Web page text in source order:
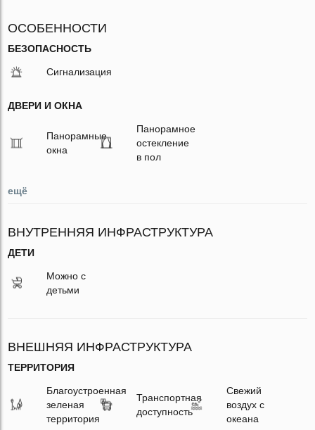
ОСОБЕННОСТИ
БЕЗОПАСНОСТЬ
Сигнализация
ДВЕРИ И ОКНА
Панорамные
окна
Панорамное
остекление
в пол
ещё
ВНУТРЕННЯЯ ИНФРАСТРУКТУРА
ДЕТИ
Можно с
детьми
ВНЕШНЯЯ ИНФРАСТРУКТУРА
ТЕРРИТОРИЯ
Благоустроенная
зеленая
территория
Транспортная
доступность
Свежий
воздух с
океана